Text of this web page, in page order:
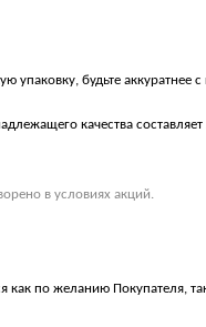
упаковку, будьте аккуратнее
качества
в условиях акций.
как по желанию Покупателя,